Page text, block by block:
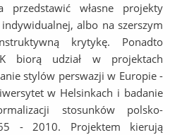
przedstawić własne projekty
albo na szerszym
krytykę. Ponadto
K biorą udział w projektach
stylów perswazji w Europie -
w Helsinkach i badanie
stosunków polsko-
- 2010. Projektem kierują